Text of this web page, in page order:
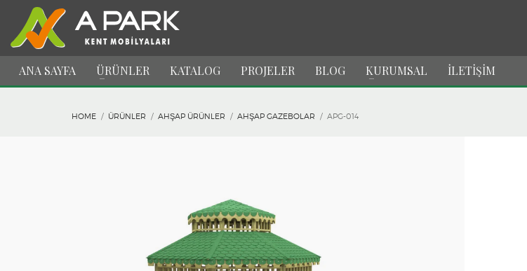
ANA SAYFA ÜRÜNLER KATALOG PROJELER BLOG KURUMSAL İLETİŞİM
HOME ÜRÜNLER AHŞAP ÜRÜNLER AHŞAP GAZEBOLAR APG-014